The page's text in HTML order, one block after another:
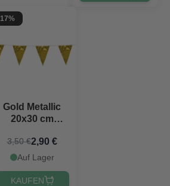
17%
Gold Metallic
20x30 cm
- 10 Meter
3,50 €2,90 €
Auf Lager
KAUFEN